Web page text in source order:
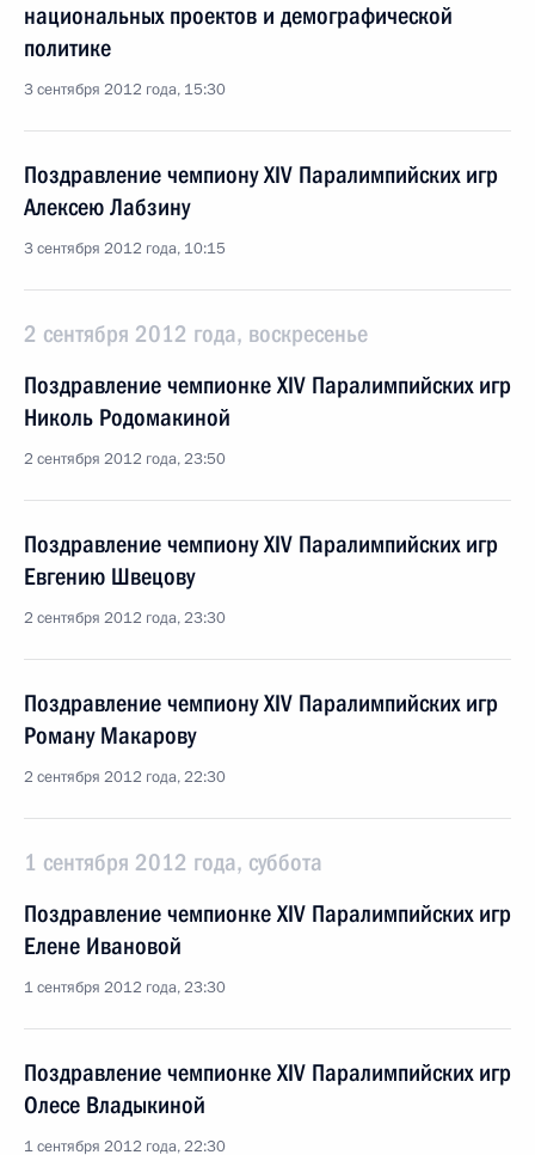
национальных проектов и демографической
политике
3 сентября 2012 года, 15:30
Поздравление чемпиону XIV Паралимпийских игр
Алексею Лабзину
3 сентября 2012 года, 10:15
2 сентября 2012 года, воскресенье
Поздравление чемпионке XIV Паралимпийских игр
Николь Родомакиной
2 сентября 2012 года, 23:50
Поздравление чемпиону XIV Паралимпийских игр
Евгению Швецову
2 сентября 2012 года, 23:30
Поздравление чемпиону XIV Паралимпийских игр
Роману Макарову
2 сентября 2012 года, 22:30
1 сентября 2012 года, суббота
Поздравление чемпионке XIV Паралимпийских игр
Елене Ивановой
1 сентября 2012 года, 23:30
Поздравление чемпионке XIV Паралимпийских игр
Олесе Владыкиной
1 сентября 2012 года, 22:30